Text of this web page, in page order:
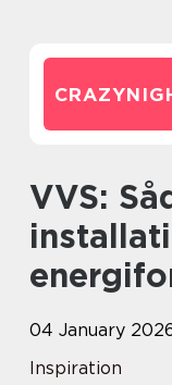
VVS: Sådan får du styr på
04 January
Inspiration